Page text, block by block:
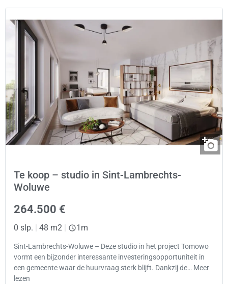
Te koop – studio in Sint-Lambrechts-
Woluwe
264.500 €
0 slp. | 48 m2 | 1m
Sint-Lambrechts-Woluwe – Deze studio in het project Tomowo
vormt een bijzonder interessante investeringsopportuniteit in
een gemeente waar de huurvraag sterk blijft. Dankzij de… Meer
lezen